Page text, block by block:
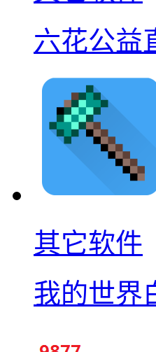
六花公益
其它软件
我的世界